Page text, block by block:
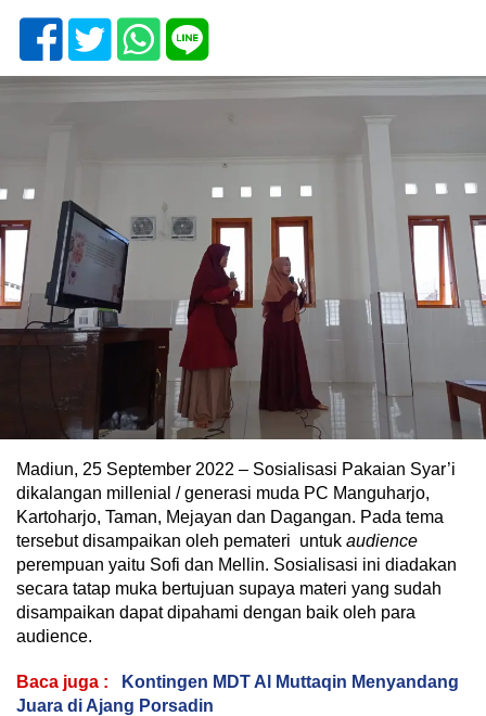
Madiun, 25 September 2022 – Sosialisasi Pakaian Syar’i
dikalangan millenial / generasi muda PC Manguharjo,
Kartoharjo, Taman, Mejayan dan Dagangan. Pada tema
tersebut disampaikan oleh pemateri untuk audience
perempuan yaitu Sofi dan Mellin. Sosialisasi ini diadakan
secara tatap muka bertujuan supaya materi yang sudah
disampaikan dapat dipahami dengan baik oleh para
audience.
Baca juga :
Kontingen MDT Al Muttaqin Menyandang
Juara di Ajang Porsadin